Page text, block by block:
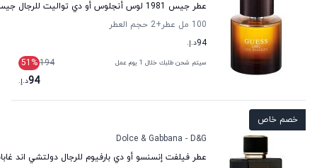
عطر جيس 1981 لوس أنجلوس أو دي تواليت للرجال جيس
100 مل عطر
+2
حجم العطر
94د.إ.
سيتم شحن طلبك خلال 1 يوم عمل 194
51 %
94د.إ.
خصم خاص
Dolce & Gabbana - D&G
عطر فيلفت إنسنسو أو دي بارفيوم للرجال دولتشي اند